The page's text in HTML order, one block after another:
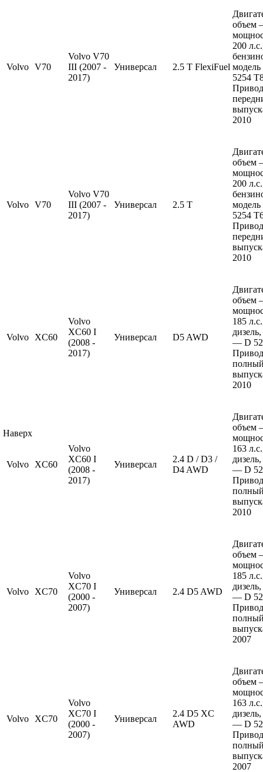
Volvo V70
Volvo V70
III (2007 -
2017)
Универсал 2.5 T FlexiFuel
объем
200
5254
2010
Volvo V70
Volvo V70
III (2007 -
2017)
Универсал 2.5 T
объем
200
5254
2010
Volvo XC60
Volvo
XC60 I
(2008 -
2017)
Универсал D5 AWD
объем
185
— D
2010
Volvo XC60
Volvo
XC60 I
(2008 -
2017)
Универсал
2.4 D / D3 /
D4 AWD
объем
163
— D
2010
Volvo XC70
Volvo
XC70 I
(2000 -
2007)
Универсал 2.4 D5 AWD
объем
185
— D
2007
Volvo XC70
Volvo
XC70 I
(2000 -
2007)
Универсал
2.4 D5 XC
AWD
объем
163
— D
2007
Наверх